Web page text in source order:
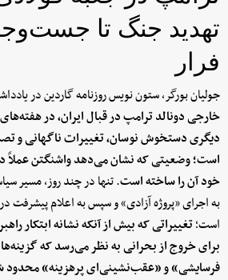
تهدید جنگ تا
فرار
جولیان بورگر، ستون نویس روزنامه گاردین در
خارجی دونالد ترامپ در قبال ایران، در
دیگری دستخوش نوسان، تغییرات ناگهانی و
است؛ وضعیتی که نشان می‌دهد واشنگتن عملاً
خود آن را ساخته است. تنها در چند روز، مسیر
به اجرای «پروژه آزادی» و سپس به اعلام پیشرفت
است؛تغییراتی که بیش از آنکه نشانه ابتکار
برای خروج از بحرانی به نظر می‌رسد که
فرسایشی» و «عقب‌نشینی‌ای پرهزینه»